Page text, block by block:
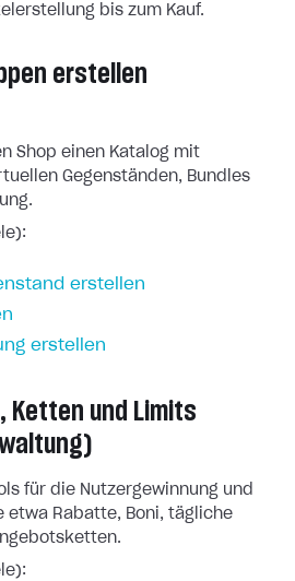
bis zum Kauf.
erstellen
Shop einen Katalog mit
Gegenständen, Bundles
erstellen
erstellen
Ketten und Limits
für die Nutzergewinnung und
etwa Rabatte, Boni, tägliche